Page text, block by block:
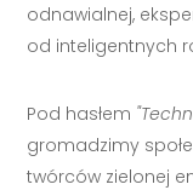
odnawialnej,
od inteligentnych
Pod hasłem
gromadzimy
twórców zielonej